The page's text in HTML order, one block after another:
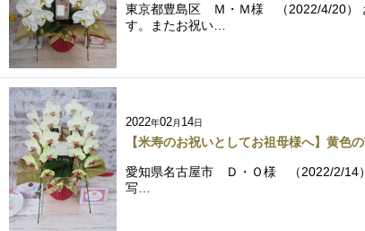
東京都豊島区 Ｍ・Ｍ様 （2022/4/20）
す。またお祝い…
2022年02月 14日
【米寿のお祝いとしてお祖母様へ】黄色
愛知県名古屋市 Ｄ・Ｏ様 （2022/2/14）
写…